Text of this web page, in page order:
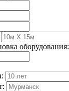
оборудования: